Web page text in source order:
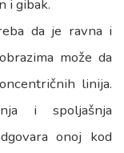
i gibak.
da je ravna i
može da
linija.
i spoljašnja
onoj kod